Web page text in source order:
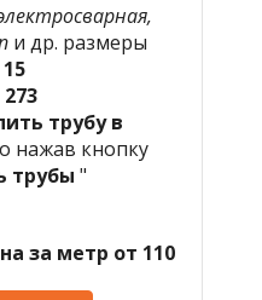
и др. размеры
трубу в
нажав кнопку
трубы "
за метр от 110